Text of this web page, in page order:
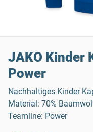
JAKO Kinder
Power
Nachhaltiges Kinder
Material: 70%
Teamline: Power